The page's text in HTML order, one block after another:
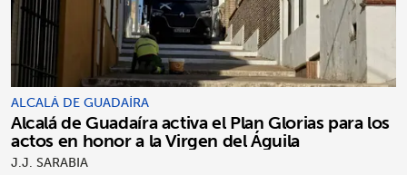
ALCALÁ DE GUADAÍRA
Alcalá de Guadaíra activa el Plan Glorias para los
actos en honor a la Virgen del Águila
J.J. SARABIA